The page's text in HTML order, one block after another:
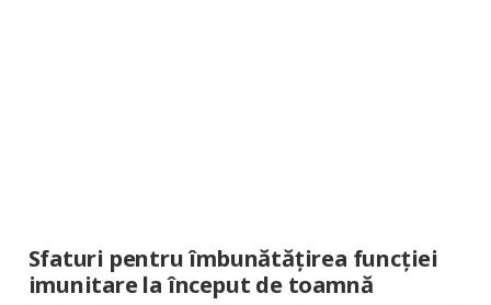
Sfaturi pentru îmbunătățirea funcției
imunitare la început de toamnă